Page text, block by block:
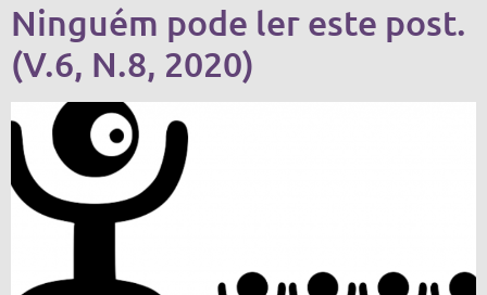
Ninguém pode ler este post.
(V.6, N.8, 2020)